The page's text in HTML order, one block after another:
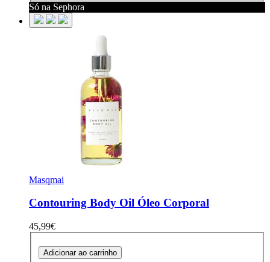
Só na Sephora
Masqmai
Contouring Body Oil Óleo Corporal
45,99€
Adicionar ao carrinho